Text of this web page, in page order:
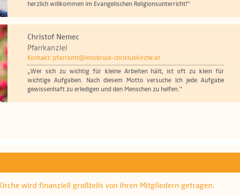
herzlich willkommen im Evangelischen Religionsunterricht!“
Christof Nemec
Pfarrkanzlei
Kontakt: pfarramt@innsbruck-christuskirche.at
„Wer sich zu wichtig für kleine Arbeiten hält, ist oft zu klein für
wichtige Aufgaben. Nach diesem Motto versuche Ich jede Aufgabe
gewissenhaft zu erledigen und den Menschen zu helfen.“
wird finanziell großteils von ihren Mitgliedern getragen.